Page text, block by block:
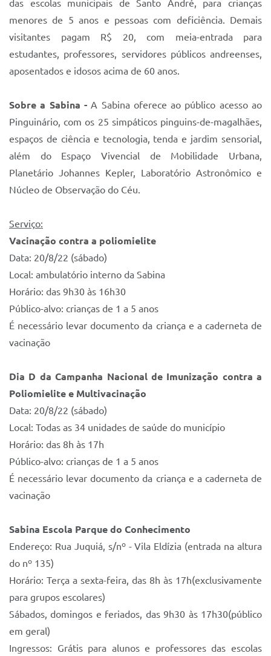
das escolas municipais de Santo André, para crianças
menores de 5 anos e pessoas com deficiência. Demais
visitantes pagam R$ 20, com meia-entrada para
estudantes, professores, servidores públicos andreenses,
aposentados e idosos acima de 60 anos.
Sobre a Sabina -A Sabina oferece ao público acesso ao
Pinguinário, com os 25 simpáticos pinguins-de-magalhães,
espaços de ciência e tecnologia, tenda e jardim sensorial,
além do Espaço Vivencial de Mobilidade Urbana,
Planetário Johannes Kepler, Laboratório Astronômico e
Núcleo de Observação do Céu.
Serviço:
Vacinação contra a poliomielite
Data: 20/8/22 (sábado)
Local: ambulatório interno da Sabina
Horário: das 9h30 às 16h30
Público-alvo: crianças de 1 a 5 anos
É necessário levar documento da criança e a caderneta de
vacinação
Dia D da Campanha Nacional de Imunização contra a
Poliomielite e Multivacinação
Data: 20/8/22 (sábado)
Local: Todas as 34 unidades de saúde do município
Horário: das 8h às 17h
Público-alvo: crianças de 1 a 5 anos
É necessário levar documento da criança e a caderneta de
vacinação
Sabina Escola Parque do Conhecimento
Endereço: Rua Juquiá, s/nº - Vila Eldízia (entrada na altura
do nº 135)
Horário: Terça a sexta-feira, das 8h às 17h(exclusivamente
para grupos escolares)
Sábados, domingos e feriados, das9h30 às 17h30(público
em geral)
Ingressos: Grátis para alunos e professores das escolas